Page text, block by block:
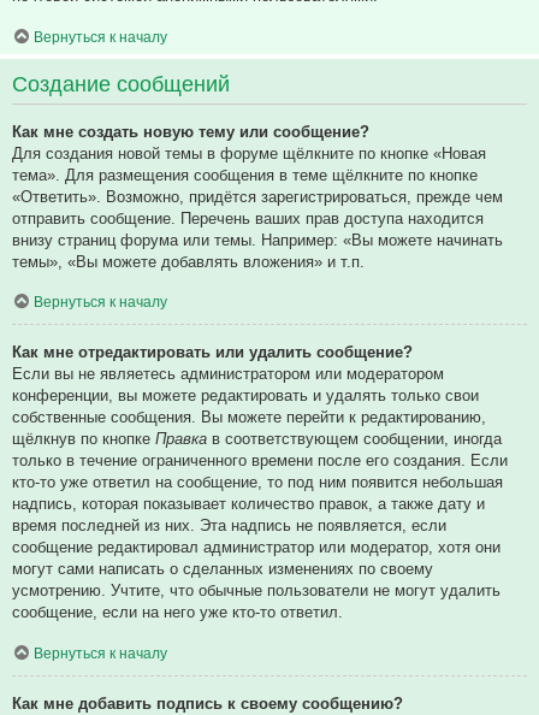
Вернуться к началу
Создание сообщений
Как мне создать новую тему или сообщение?
Для создания новой темы в форуме щёлкните по кнопке «Новая
тема». Для размещения сообщения в теме щёлкните по кнопке
«Ответить». Возможно, придётся зарегистрироваться, прежде чем
отправить сообщение. Перечень ваших прав доступа находится
внизу страниц форума или темы. Например: «Вы можете начинать
темы», «Вы можете добавлять вложения» и т.п.
Вернуться к началу
Как мне отредактировать или удалить сообщение?
Если вы не являетесь администратором или модератором
конференции, вы можете редактировать и удалять только свои
собственные сообщения. Вы можете перейти к редактированию,
щёлкнув по кнопке Правка в соответствующем сообщении, иногда
только в течение ограниченного времени после его создания. Если
кто-то уже ответил на сообщение, то под ним появится небольшая
надпись, которая показывает количество правок, а также дату и
время последней из них. Эта надпись не появляется, если
сообщение редактировал администратор или модератор, хотя они
могут сами написать о сделанных изменениях по своему
усмотрению. Учтите, что обычные пользователи не могут удалить
сообщение, если на него уже кто-то ответил.
Вернуться к началу
Как мне добавить подпись к своему сообщению?